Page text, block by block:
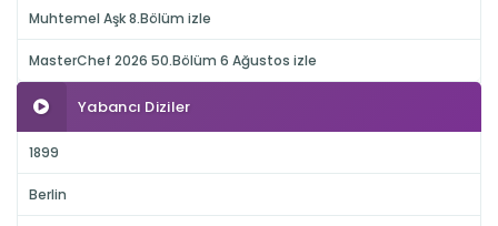
Muhtemel Aşk 8.Bölüm izle
MasterChef 2026 50.Bölüm 6 Ağustos izle
Yabancı Diziler
1899
Berlin